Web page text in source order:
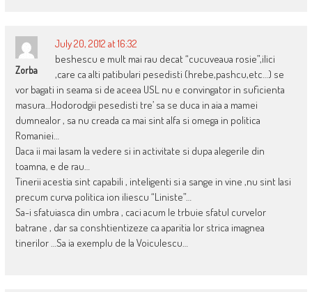
Zorba
July 20, 2012 at 16:32
beshescu e mult mai rau decat “cucuveaua rosie”,ilici
,care ca alti patibulari pesedisti (hrebe,pashcu,etc…) se
vor bagati in seama si de aceea USL nu e convingator in suficienta
masura…Hodorodgii pesedisti tre’ sa se duca in aia a mamei
dumnealor , sa nu creada ca mai sint alfa si omega in politica
Romaniei…
Daca ii mai lasam la vedere si in activitate si dupa alegerile din
toamna, e de rau…
Tinerii acestia sint capabili , inteligenti si a sange in vine ,nu sint lasi
precum curva politica ion iliescu “Liniste”…
Sa-i sfatuiasca din umbra , caci acum le trbuie sfatul curvelor
batrane , dar sa conshtientizeze ca aparitia lor strica imagnea
tinerilor …Sa ia exemplu de la Voiculescu…